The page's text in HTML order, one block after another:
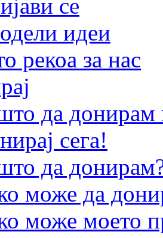
се
идеи
рекоа за нас
да
сега!
да
може да
може моето